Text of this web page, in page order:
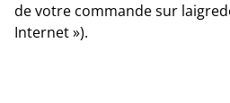
de votre commande sur
Internet »).